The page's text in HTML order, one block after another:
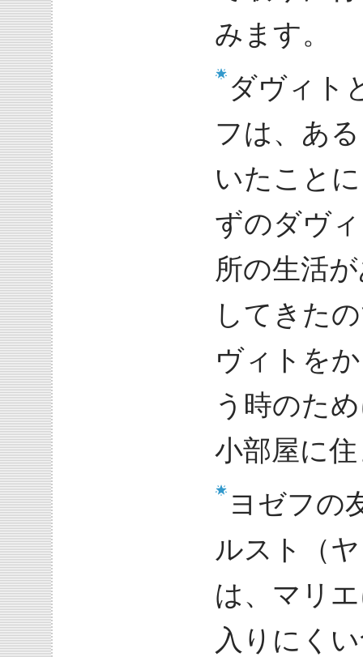
みます。
ダヴィト
フは、あ
いたこと
ずのダヴ
所の生活
してきた
ヴィトを
う時のた
小部屋に
ヨゼフの
ルスト（
は、マリ
入りにく